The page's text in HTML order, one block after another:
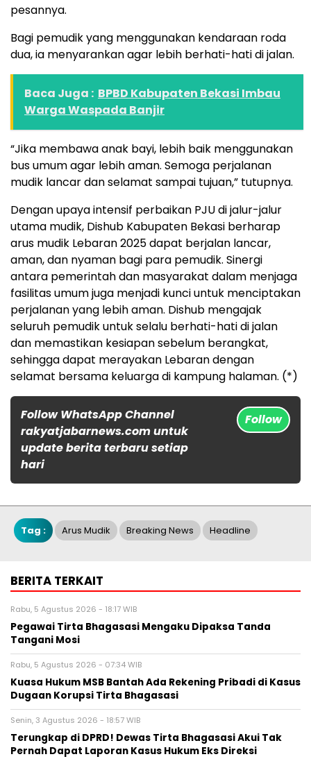
pesannya.
Bagi pemudik yang menggunakan kendaraan roda
dua, ia menyarankan agar lebih berhati-hati di jalan.
Baca Juga : BPBD Kabupaten Bekasi Imbau
Warga Waspada Banjir
“Jika membawa anak bayi, lebih baik menggunakan
bus umum agar lebih aman. Semoga perjalanan
mudik lancar dan selamat sampai tujuan,” tutupnya.
Dengan upaya intensif perbaikan PJU di jalur-jalur
utama mudik, Dishub Kabupaten Bekasi berharap
arus mudik Lebaran 2025 dapat berjalan lancar,
aman, dan nyaman bagi para pemudik. Sinergi
antara pemerintah dan masyarakat dalam menjaga
fasilitas umum juga menjadi kunci untuk menciptakan
perjalanan yang lebih aman. Dishub mengajak
seluruh pemudik untuk selalu berhati-hati di jalan
dan memastikan kesiapan sebelum berangkat,
sehingga dapat merayakan Lebaran dengan
selamat bersama keluarga di kampung halaman. (*)
Follow WhatsApp Channel
rakyatjabarnews.com untuk
update berita terbaru setiap
hari
Follow
Tag : Arus Mudik Breaking News Headline
BERITA TERKAIT
Rabu, 5 Agustus 2026 - 18:17 WIB
Pegawai Tirta Bhagasasi Mengaku Dipaksa Tanda
Tangani Mosi
Rabu, 5 Agustus 2026 - 07:34 WIB
Kuasa Hukum MSB Bantah Ada Rekening Pribadi di Kasus
Dugaan Korupsi Tirta Bhagasasi
Senin, 3 Agustus 2026 - 18:57 WIB
Terungkap di DPRD! Dewas Tirta Bhagasasi Akui Tak
Pernah Dapat Laporan Kasus Hukum Eks Direksi